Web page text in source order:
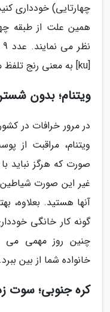
چهارتایی) خودداری
[ku] به معنی رنج تلفظ می گردد.
ویتنام؛ بدون
در مرور خرافات در
ویتنام، مراقبت از
صورت که هرگز نباید
غیر این صورت
آنها هستید. بعلاوه،
گونه کار خانگی
چنین روز مهمی می
خانواده شما از بین ببرد.
کره جنوبی؛